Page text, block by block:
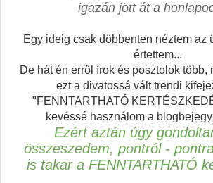
igazán jött át a
Egy ideig csak döbbenten néztem az
értettem...
De hát én erről írok és posztolok több,
ezt a divatossá vált trendi
"FENNTARTHATÓ
kevéssé használom a
Ezért aztán úgy
összeszedem, pontról -
is takar a FENNTARTHATÓ